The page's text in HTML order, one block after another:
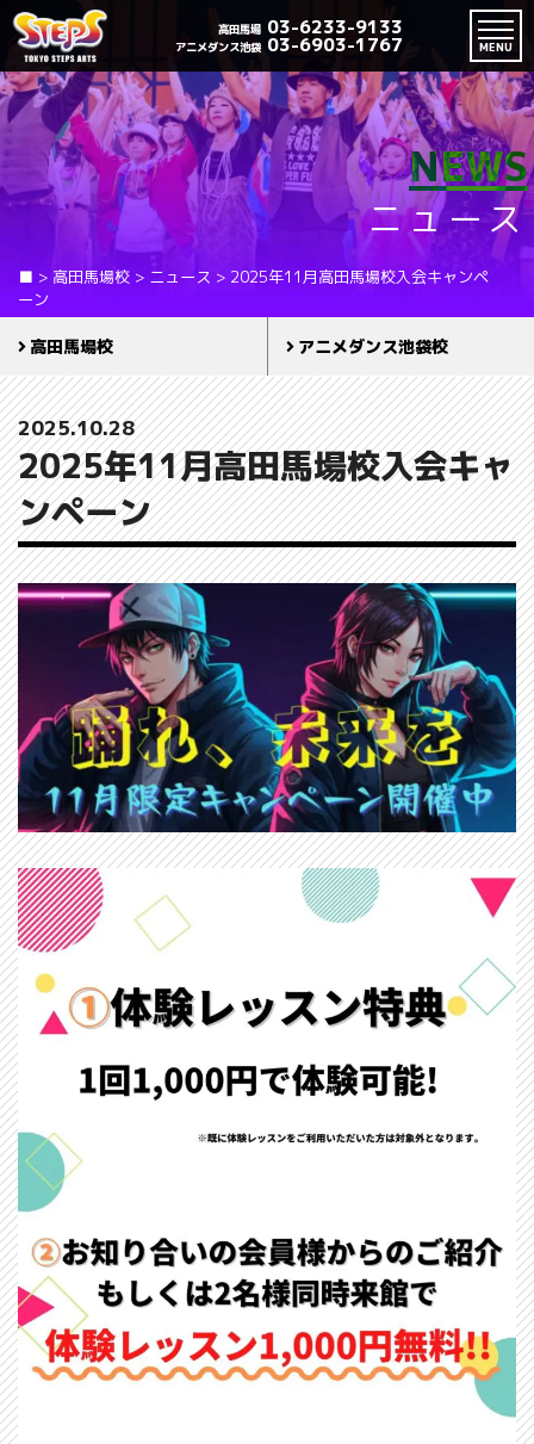
高田馬場 03-6233-9133
アニメダンス池袋 03-6903-1767 MENU
NEWS
ニュース
■ > 高田馬場校 > ニュース > 2025年11月高田馬場校入会キャンペ
ーン
高田馬場校 アニメダンス池袋校
2025.10.28
2025年11月高田馬場校入会キャ
ンペーン